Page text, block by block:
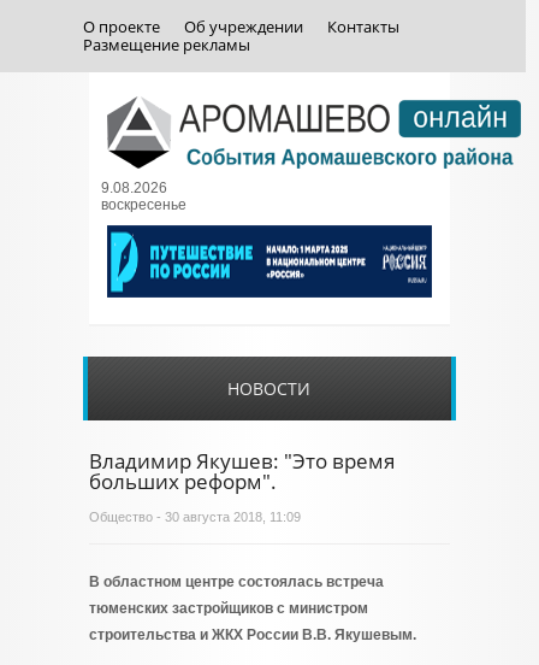
О проекте Об учреждении
Контакты
Размещение рекламы
9.08.2026
воскресенье
НОВОСТИ
Владимир Якушев: "Это время
больших реформ".
Общество - 30 августа 2018, 11:09
В областном центре состоялась встреча
тюменских застройщиков с министром
строительства и ЖКХ России В.В. Якушевым.